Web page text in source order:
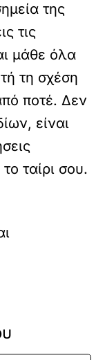
της
τις
μάθε όλα
τη σχέση
ποτέ. Δεν
είναι
ταίρι σου.